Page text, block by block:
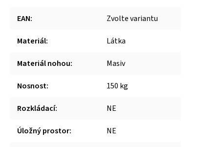
EAN: Zvolte variantu
Materiál: Látka
Materiál nohou: Masiv
Nosnost: 150 kg
Rozkládací: NE
Úložný prostor: NE